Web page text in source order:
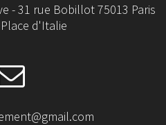
- 31 rue Bobillot 75013 Paris
d'Italie